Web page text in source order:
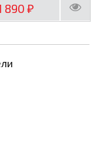
890₽